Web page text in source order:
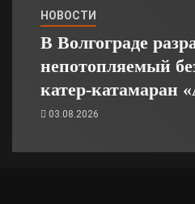
НОВОСТИ
В Волгограде
непотопляемый
катер-катамаран
03.08.2026